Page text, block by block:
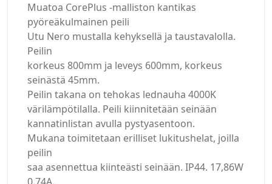
Muatoa CorePlus -malliston kantikas
pyöreäkulmainen peili
Utu Nero mustalla kehyksellä ja taustavalolla.
Peilin
korkeus 800mm ja leveys 600mm, korkeus
seinästä 45mm.
Peilin takana on tehokas lednauha 4000K
värilämpötilalla. Peili kiinnitetään seinään
kannatinlistan avulla pystyasentoon.
Mukana toimitetaan erilliset lukitushelat, joilla
peilin
saa asennettua kiinteästi seinään. IP44. 17,86W